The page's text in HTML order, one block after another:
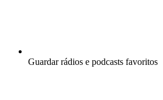
Guardar rádios e podcasts favoritos